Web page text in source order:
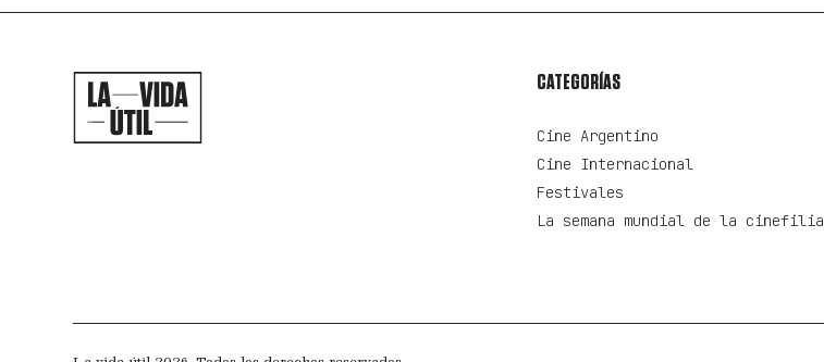
CATEGORÍAS
Cine Argentino
Cine Internacional
Festivales
La semana mundial de la cinefilia